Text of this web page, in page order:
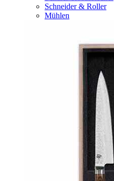
Schneider & Roller
Mühlen